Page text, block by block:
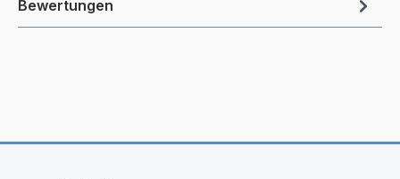
Bewertungen